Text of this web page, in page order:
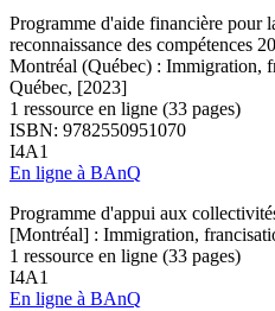
Programme d'aide financière pour
reconnaissance des compétences
Montréal (Québec) : Immigration,
Québec, [2023]
1 ressource en ligne (33 pages)
ISBN: 9782550951070
I4A1
En ligne à BAnQ
Programme d'appui aux
[Montréal] : Immigration,
1 ressource en ligne (33 pages)
I4A1
En ligne à BAnQ